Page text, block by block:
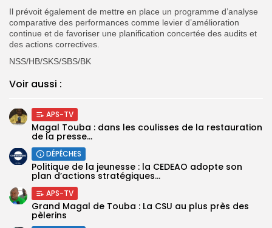
Il prévoit également de mettre en place un programme d’analyse
comparative des performances comme levier d’amélioration
continue et de favoriser une planification concertée des audits et
des actions correctives.
NSS/HB/SKS/SBS/BK
Voir aussi :
APS-TV
Magal Touba : dans les coulisses de la restauration
de la presse...
DÉPÊCHES
Politique de la jeunesse : la CEDEAO adopte son
plan d’actions stratégiques...
APS-TV
Grand Magal de Touba : La CSU au plus près des
pèlerins